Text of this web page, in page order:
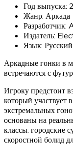
Год выпуска:
Жанр: Аркада
Издатель:
Язык: Русский
Аркадные гонки в
встречаются с
Игроку предстоит
который участвует
экстремальных
основаны на
классы: городские
скоростной болид